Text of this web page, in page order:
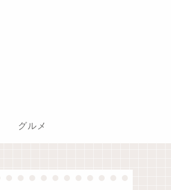
グルメ